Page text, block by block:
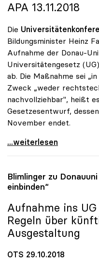
APA 13.11.2018
Die
Bildungsminister Heinz
Aufnahme der Donau-
Universitätengesetz
ab. Die Maßnahme sei
Zweck „weder
nachvollziehbar", heißt
Gesetzesentwurf,
November endet.
Donau-Uni: uniko gegen
...weiterlesen
Blimlinger zu
einbinden“
Aufnahme ins
Regeln über
Ausgestaltung
OTS 29.10.2018